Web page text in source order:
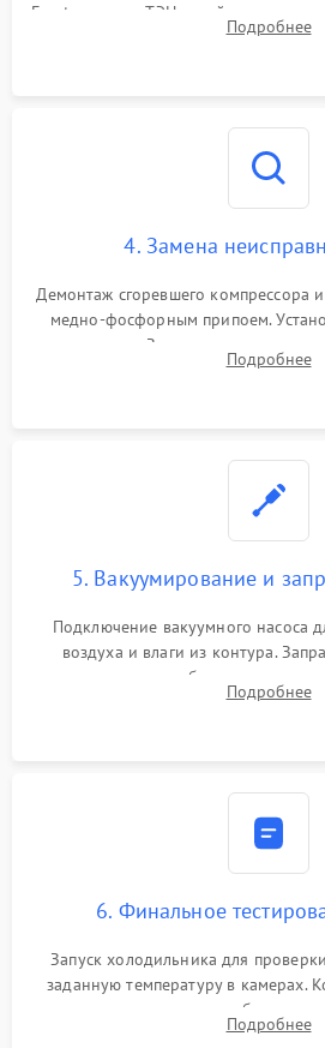
Frost, включая ТЭН оттайки и
платы управления при
Подробнее
4. Замена
Демонтаж сгоревшего компрессора и
медно-фосфорным припоем.
осушителя. Замена изношенных
сломанных заслонок илиПодробнее
5. Вакуумирование и
Подключение вакуумного насоса
воздуха и влаги из контура.
дозированным объемом
электронным весам. КонтрольПодробнее
6. Финальное
Запуск холодильника для
заданную температуру в камерах.
компрессора, отсутствия
срабатывания системыПодробнее